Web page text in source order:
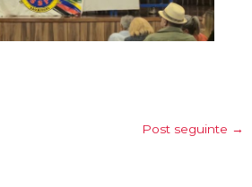
Post seguinte →